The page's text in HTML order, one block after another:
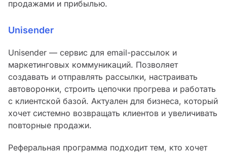
продажами и прибылью.
Unisender
Unisender — сервис для email-рассылок и
маркетинговых коммуникаций. Позволяет
создавать и отправлять рассылки, настраивать
автоворонки, строить цепочки прогрева и работать
с клиентской базой. Актуален для бизнеса, который
хочет системно возвращать клиентов и увеличивать
повторные продажи.
Реферальная программа подходит тем, кто хочет